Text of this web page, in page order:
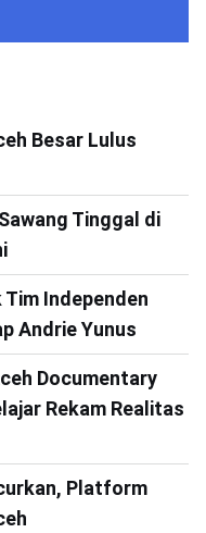
Besar Lulus
Tinggal di
Tim Independen
Andrie Yunus
Documentary
Rekam Realitas
Platform